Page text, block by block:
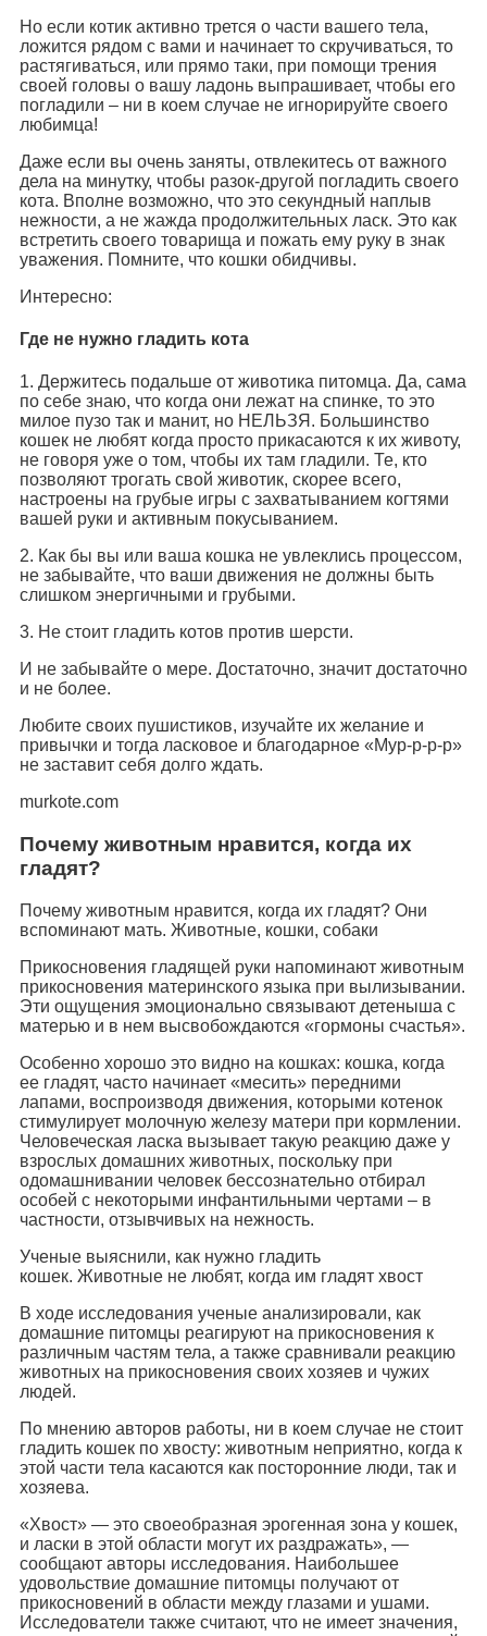
Но если котик активно трется о части вашего тела,
ложится рядом с вами и начинает то скручиваться, то
растягиваться, или прямо таки, при помощи трения
своей головы о вашу ладонь выпрашивает, чтобы его
погладили – ни в коем случае не игнорируйте своего
любимца!
Даже если вы очень заняты, отвлекитесь от важного
дела на минутку, чтобы разок-другой погладить своего
кота. Вполне возможно, что это секундный наплыв
нежности, а не жажда продолжительных ласк. Это как
встретить своего товарища и пожать ему руку в знак
уважения. Помните, что кошки обидчивы.
Интересно:
Где не нужно гладить кота
1. Держитесь подальше от животика питомца. Да, сама
по себе знаю, что когда они лежат на спинке, то это
милое пузо так и манит, но НЕЛЬЗЯ. Большинство
кошек не любят когда просто прикасаются к их животу,
не говоря уже о том, чтобы их там гладили. Те, кто
позволяют трогать свой животик, скорее всего,
настроены на грубые игры с захватыванием когтями
вашей руки и активным покусыванием.
2. Как бы вы или ваша кошка не увлеклись процессом,
не забывайте, что ваши движения не должны быть
слишком энергичными и грубыми.
3. Не стоит гладить котов против шерсти.
И не забывайте о мере. Достаточно, значит достаточно
и не более.
Любите своих пушистиков, изучайте их желание и
привычки и тогда ласковое и благодарное «Мур-р-р-р»
не заставит себя долго ждать.
murkote.com
Почему животным нравится, когда их
гладят?
Почему животным нравится, когда их гладят? Они
вспоминают мать. Животные, кошки, собаки
Прикосновения гладящей руки напоминают животным
прикосновения материнского языка при вылизывании.
Эти ощущения эмоционально связывают детеныша с
матерью и в нем высвобождаются «гормоны счастья».
Особенно хорошо это видно на кошках: кошка, когда
ее гладят, часто начинает «месить» передними
лапами, воспроизводя движения, которыми котенок
стимулирует молочную железу матери при кормлении.
Человеческая ласка вызывает такую реакцию даже у
взрослых домашних животных, поскольку при
одомашнивании человек бессознательно отбирал
особей с некоторыми инфантильными чертами – в
частности, отзывчивых на нежность.
Ученые выяснили, как нужно гладить
кошек. Животные не любят, когда им гладят хвост
В ходе исследования ученые анализировали, как
домашние питомцы реагируют на прикосновения к
различным частям тела, а также сравнивали реакцию
животных на прикосновения своих хозяев и чужих
людей.
По мнению авторов работы, ни в коем случае не стоит
гладить кошек по хвосту: животным неприятно, когда к
этой части тела касаются как посторонние люди, так и
хозяева.
«Хвост» — это своеобразная эрогенная зона у кошек,
и ласки в этой области могут их раздражать», —
сообщают авторы исследования. Наибольшее
удовольствие домашние питомцы получают от
прикосновений в области между глазами и ушами.
Исследователи также считают, что не имеет значения,